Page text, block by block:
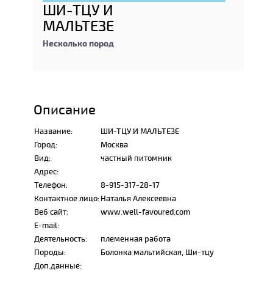
ШИ-ТЦУ И
МАЛЬТЕЗЕ
Несколько пород
Описание
Название:
ШИ-ТЦУ И МАЛЬТЕЗЕ
Город:
Москва
Вид:
частный питомник
Адрес:
Телефон:
8-915-317-28-17
Контактное лицо:Наталья Алексеевна
Веб сайт:
www.well-favoured.com
E-mail:
Деятельность:
племенная работа
Породы:
Болонка мальтийская, Ши-тцу
Доп.данные: